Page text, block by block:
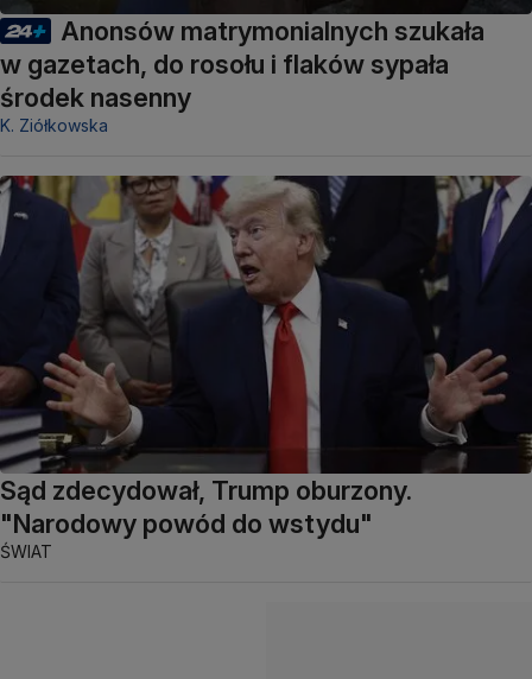
Anonsów matrymonialnych szukała
w gazetach, do rosołu i flaków sypała
środek nasenny
K. Ziółkowska
Sąd zdecydował, Trump oburzony.
"Narodowy powód do wstydu"
ŚWIAT